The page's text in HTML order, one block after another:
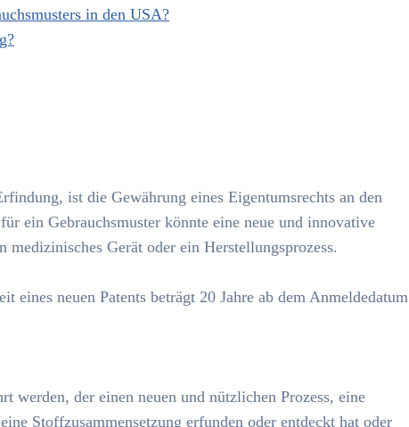
in den USA?
ist die Gewährung eines Eigentumsrechts an den
ein Gebrauchsmuster könnte eine neue und innovative
Gerät oder ein Herstellungsprozess.
eines neuen Patents beträgt 20 Jahre ab dem Anmeldedatum
werden, der einen neuen und nützlichen Prozess, eine
Stoffzusammensetzung erfunden oder entdeckt hat oder